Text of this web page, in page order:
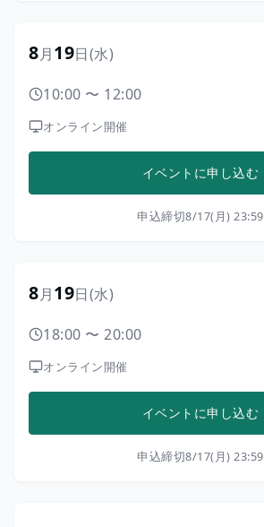
8月19日(水)
10:00 〜 12:00
オンライン開催
イベントに申し込む
申込締切8/17(月) 23:59
8月19日(水)
18:00 〜 20:00
オンライン開催
イベントに申し込む
申込締切8/17(月) 23:59